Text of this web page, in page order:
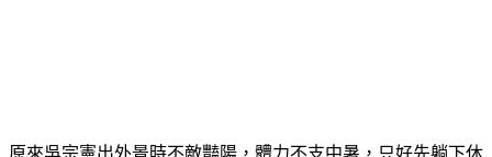
原來吳宗憲出外景時不敵豔陽，體力不支中暑，只好先躺下休